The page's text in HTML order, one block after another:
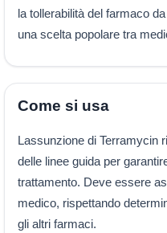
la tollerabilità del farmaco
una scelta popolare tra
Come si usa
Lassunzione di Terramycin
delle linee guida per
trattamento. Deve essere
medico, rispettando
gli altri farmaci.